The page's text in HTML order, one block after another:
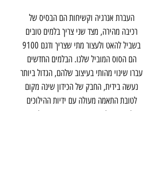
העברת אנרגיה וקשיחות הם הבסיס של
רכיבה מהירה, מצד שני צריך בלמים טובים
בשביל להאט ולעצור מתי שצריך ודגם 9100
הם הסוס המוביל שלנו. הבלמים החדשים
עברו שינוי מהותי בעיצוב שלהם, הגדול ביותר
נעשה בידית, החבק של הכידון שינה מקום
לטובת התאמה מעולה עם ידיות ההילוכים
וליצירה של קשיחות טובה יותר. הבלמים